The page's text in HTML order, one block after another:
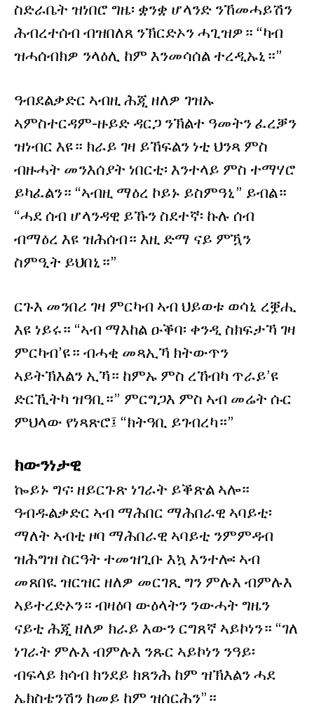
ስድራቤት ዝነበሮ ግዜ፡ ቋንቋ ሆላንድ ንኸመሓይሽን
ሕብረተሰብ ብዝበለጸ ንኽርድኦን ሓጊዝዎ። “ካብ
ዝሓሰብክዎ ንላዕሊ ከም እንመሳሰል ተረዲኡኒ።”
ዓብደልቃድር ኣብዚ ሕጂ ዘለዎ ገዝኡ
ኣምስተርዳም-ዙይድ ዳርጋ ንኽልተ ዓመትን ፈረቓን
ዝነብር እዩ። ክራይ ገዛ ይኸፍልን ነቲ ህንጻ ምስ
ብዙሓት መንእሰያት ነበርቲ፡ እንተላይ ምስ ተማሃሮ
ይካፈልን። “ኣብዚ ማዕረ ኮይኑ ይስምዓኒ” ይብል።
“ሓደ ሰብ ሆላንዳዊ ይኹን ስደተኛ፡ ኩሉ ሰብ
ብማዕረ እዩ ዝሕሰብ። እዚ ድማ ናይ ምዃን
ስምዒት ይህበኒ።”
ርጉእ መንበሪ ገዛ ምርካብ ኣብ ህይወቱ ወሳኒ ረቛሒ
እዩ ነይሩ። “ኣብ ማእከል ዑቕባ፡ ቀንዲ ስክፍታኻ ገዛ
ምርካብ’ዩ። ብሓቂ መጻኢኻ ክትውጥን
ኣይትኽእልን ኢኻ። ከምኡ ምስ ረኸብካ ጥራይ’ዩ
ድርኺትካ ዝዓቢ።” ምርግጋእ ምስ ኣብ መሬት ሱር
ምህላው የነጻጽሮ፤ “ክትዓቢ ይገብረካ።”
ክውንነታዊ
ኰይኑ ግና፡ ዘይርጉጽ ነገራት ይቕጽል ኣሎ።
ዓብዱልቃድር ኣብ ማሕበር ማሕበራዊ ኣባይቲ፡
ማለት ኣብቲ ዞባ ማሕበራዊ ኣባይቲ ንምምዳብ
ዝሕግዝ ስርዓት ተመዝጊቡ እኳ እንተሎ፡ ኣብ
መጸበዪ ዝርዝር ዘለዎ መርገጺ ግን ምሉእ ብምሉእ
ኣይተረድኦን። ብዛዕባ ውዕላትን ንውሓት ግዜን
ናይቲ ሕጂ ዘለዎ ክራይ እውን ርግጸኛ ኣይኮነን። “ገለ
ነገራት ምሉእ ብምሉእ ንጹር ኣይኮነን ንዓይ፡
ብፍላይ ክሳብ ክንደይ ክጸንሕ ከም ዝኽእልን ሓደ
ኤክስቴንሽን ከመይ ከም ዝሰርሕን”።